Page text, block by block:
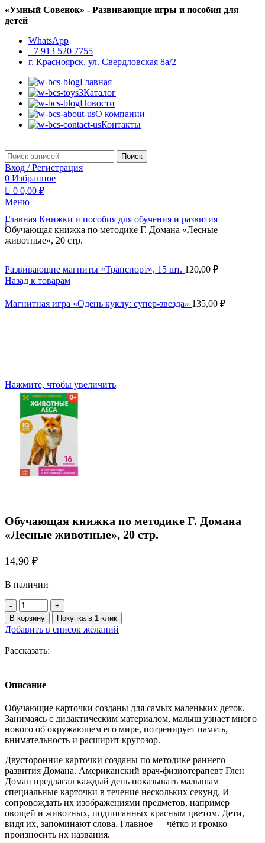
«Умный Совенок» - Развивающие игры и пособия для
детей
WhatsApp
+7 913 520 7755
г. Красноярск, ул. Свердловская 8а/2
Главная
Каталог
Новости
О компании
Контакты
Поиск
Вход / Регистрация
0 Избранное
0 0,00 ₽
Меню
Главная Книжки и пособия для обучения и развития
Обучающая книжка по методике Г. Домана «Лесные
животные», 20 стр.
Развивающие магниты «Транспорт», 15 шт. 120,00 ₽
Назад к товарам
Магнитная игра «Одень куклу: супер-звезда» 135,00 ₽
Нажмите, чтобы увеличить
Обучающая книжка по методике Г. Домана
«Лесные животные», 20 стр.
14,90 ₽
В наличии
Количество
товара
Обучающая
книжка
методике
«Лесные
20
стр.
В корзину Покупка в 1 клик
Добавить в список желаний
Рассказать:
Описание
Обучающие карточки созданы для самых маленьких деток.
Занимаясь с дидактическим материалом, малыш узнает много
нового об окружающем его мире, потренирует память,
внимательность и расширит кругозор.
Двусторонние карточки созданы по методике раннего
развития Домана. Американский врач-физиотерапевт Глен
Доман предлагал каждый день показывать малышам
специальные карточки в течение нескольких секунд. И
сопровождать их изображениями предметов, например
овощей и животных, подписанных красным цветом. Дети,
видя их, запоминают слова. Главное — чётко и громко
произносить их названия.